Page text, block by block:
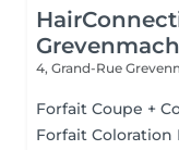
4, Grand-Rue
Forfait Coupe +
Forfait Coloration